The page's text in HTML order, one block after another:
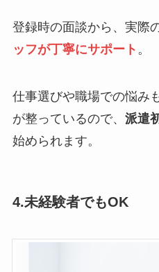
登録時の面談から、実際
ッフが丁寧にサポート 。
仕事選びや職場での悩み
が整っているので、 派遣
始められます。
4.未経験者でもOK